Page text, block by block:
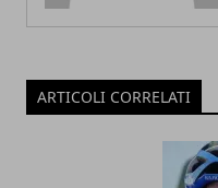
ARTICOLI CORRELATI